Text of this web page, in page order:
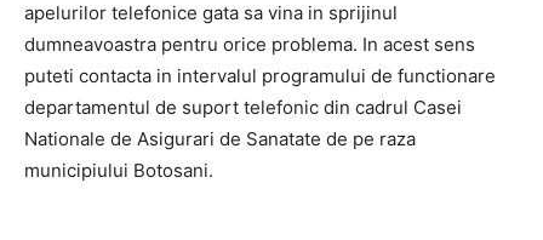
apelurilor telefonice gata sa vina in sprijinul
dumneavoastra pentru orice problema. In acest sens
puteti contacta in intervalul programului de functionare
departamentul de suport telefonic din cadrul Casei
Nationale de Asigurari de Sanatate de pe raza
municipiului Botosani.